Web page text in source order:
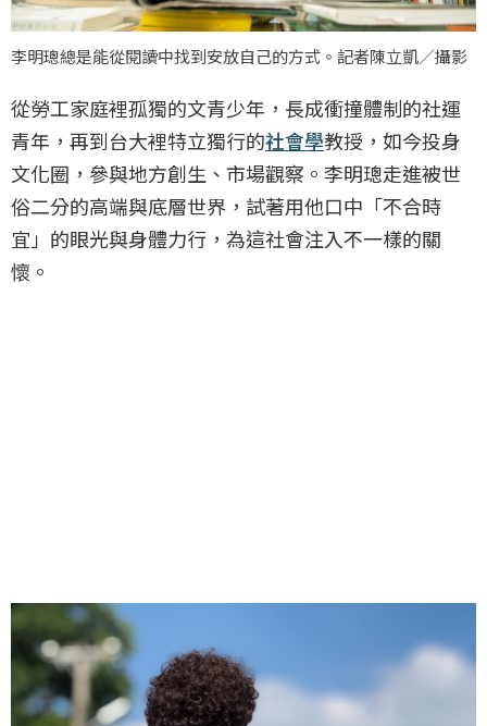
李明璁總是能從閱讀中找到安放自己的方式。記者陳立凱／攝影
從勞工家庭裡孤獨的文青少年，長成衝撞體制的社運
青年，再到台大裡特立獨行的社會學教授，如今投身
文化圈，參與地方創生、市場觀察。李明璁走進被世
俗二分的高端與底層世界，試著用他口中「不合時
宜」的眼光與身體力行，為這社會注入不一樣的關
懷。